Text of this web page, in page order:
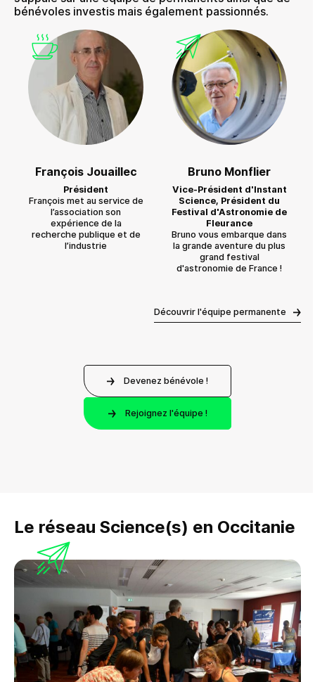
bénévoles investis mais également passionnés.
François Jouaillec
Président
François met au service de
l’association son
expérience de la
recherche publique et de
l’industrie
Bruno Monflier
Vice-Président d'Instant
Science, Président du
Festival d'Astronomie de
Fleurance
Bruno vous embarque dans
la grande aventure du plus
grand festival
d'astronomie de France !
Découvrir l'équipe permanente
Devenez bénévole !
Rejoignez l'équipe !
Le réseau Science(s) en Occitanie